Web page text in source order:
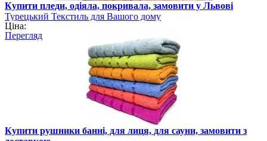
Купити пледи, одіяла, покривала, замовити у Львові
Турецький Текстиль для Вашого дому
Ціна:
Перегляд
Купити рушники банні, для лиця, для сауни, замовити з